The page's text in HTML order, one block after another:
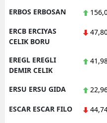
ERBOS ERBOSAN
ERCB ERCIYAS
CELIK BORU
EREGL EREGLI
DEMIR CELIK
ERSU ERSU GIDA
ESCAR ESCAR FILO